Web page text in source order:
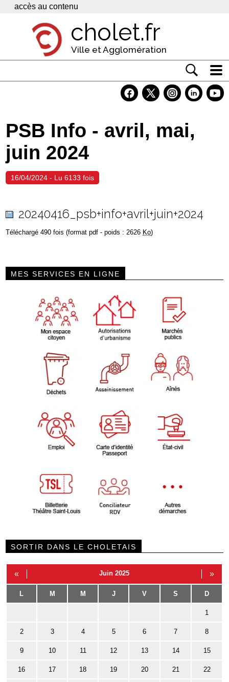
Panneau de gestion des cookies
accès au contenu
cholet.fr
Ville et Agglomération
Economie
Services
Contacts
PSB Info - avril, mai,
juin 2024
16/04/2024 - Lu 6133 fois
20240416_psb+info+avril+juin+2024
Téléchargé 490 fois (format pdf - poids : 2626 Ko)
MES SERVICES EN LIGNE
SORTIR DANS LE CHOLETAIS
« Juin 2025 »
L M M J V S D
1
2 3 4 5 6 7 8
9 10 11 12 13 14 15
16 17 18 19 20 21 22